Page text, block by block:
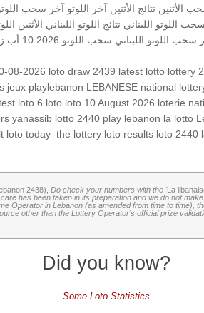
الأثنين نتائج الأثنين آخر اللوتو آخر سحب
سحب اللوتو اللبناني نتائج اللوتو اللبناني الأثنين
سحب اللوتو اللبناني سحب اللوتو 2026 10 أب
08-2026 loto draw 2439 latest lotto lottery
jeux playlebanon LEBANESE national
loto 6 loto loto 10 August 2026 loterie
yanassib lotto 2440 play lebanon la lotto
loto today the lottery loto results loto 2440
2438), Do check your numbers with the 'La
has been taken in its preparation and we do not
Operator in Lebanon (as amended from time to time),
other than the Lottery Operator’s official prize
Did you know?
Some Loto Statistics